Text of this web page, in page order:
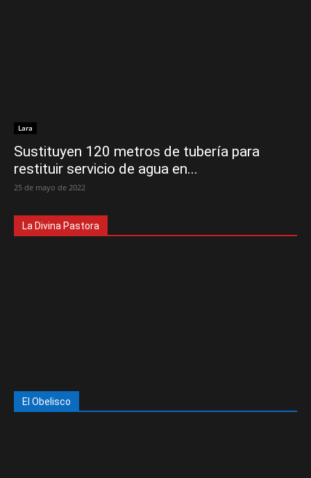
Lara
Sustituyen 120 metros de tubería para
restituir servicio de agua en...
25 de mayo de 2022
La Divina Pastora
El Obelisco